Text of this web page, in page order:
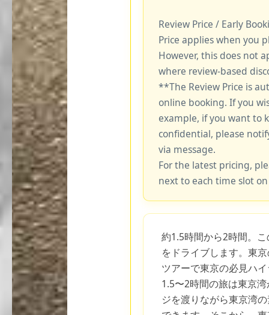
Review Price / Early
Price applies when you
However, this does not
where review-based
**The Review Price is
online booking. If you
example, if you want to
confidential, please
via message.
For the latest pricing,
next to each time slot
約1.5時間から2時間。
をドライブします。東
ツアーで東京の必見ハ
1.5〜2時間の旅は東京
ジを渡りながら東京湾